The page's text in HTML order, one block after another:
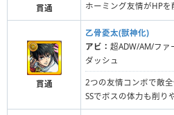
貫通 ホーミング友情がHPを
貫通
乙骨憂太(獣神化)
アビ： 超ADW/AM/ファ
ダッシュ
2つの友情コンボで敵
SSでボスの体力も削り